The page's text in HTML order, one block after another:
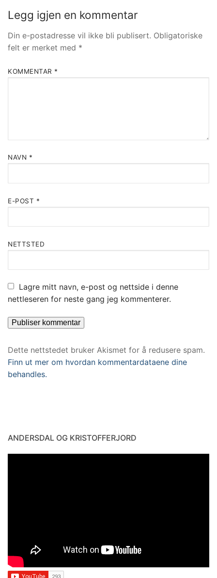
Legg igjen en kommentar
Din e-postadresse vil ikke bli publisert. Obligatoriske
felt er merket med *
KOMMENTAR *
NAVN *
E-POST *
NETTSTED
Lagre mitt navn, e-post og nettside i denne
nettleseren for neste gang jeg kommenterer.
Dette nettstedet bruker Akismet for å redusere spam.
Finn ut mer om hvordan kommentardataene dine
behandles.
ANDERSDAL OG KRISTOFFERJORD